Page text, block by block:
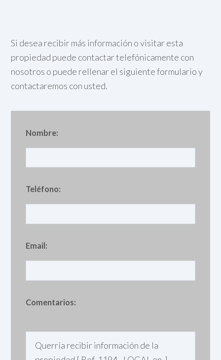
Si desea recibir más información o visitar esta
propiedad puede contactar telefónicamente con
nosotros o puede rellenar el siguiente formulario y
contactaremos con usted.
Nombre:
Teléfono:
Email:
Comentarios: